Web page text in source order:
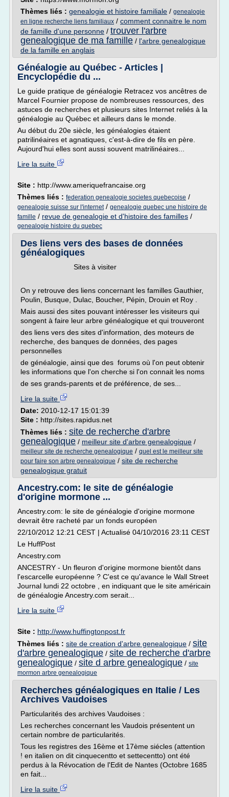
Thèmes liés : genealogie et histoire familiale / genealogie
en ligne recherche liens familiaux / comment connaitre le nom
de famille d'une personne / trouver l'arbre
genealogique de ma famille / l'arbre genealogique
de la famille en anglais
Généalogie au Québec - Articles |
Encyclopédie du ...
Le guide pratique de généalogie Retracez vos ancêtres de
Marcel Fournier propose de nombreuses ressources, des
astuces de recherches et plusieurs sites Internet reliés à la
généalogie au Québec et ailleurs dans le monde.
Au début du 20e siècle, les généalogies étaient
patrilinéaires et agnatiques, c'est-à-dire de fils en père.
Aujourd'hui elles sont aussi souvent matrilinéaires...
Lire la suite
Site : http://www.ameriquefrancaise.org
Thèmes liés : federation genealogie societes quebecoise /
genealogie suisse sur l'internet/ genealogie quebec une histoire de
famille / revue de genealogie et d'histoire des familles /
genealogie histoire du quebec
Des liens vers des bases de données
généalogiques
Sites à visiter
On y retrouve des liens concernant les familles Gauthier,
Poulin, Busque, Dulac, Boucher, Pépin, Drouin et Roy .
Mais aussi des sites pouvant intéresser les visiteurs qui
songent à faire leur arbre généalogique et qui trouveront
des liens vers des sites d'information, des moteurs de
recherche, des banques de données, des pages
personnelles
de généalogie, ainsi que des forums où l'on peut obtenir
les informations que l'on cherche si l'on connait les noms
de ses grands-parents et de préférence, de ses...
Lire la suite
Date: 2010-12-17 15:01:39
Site : http://sites.rapidus.net
Thèmes liés : site de recherche d'arbre
genealogique / meilleur site d'arbre genealogique /
meilleur site de recherche genealogique / quel est le meilleur site
pour faire son arbre genealogique / site de recherche
genealogique gratuit
Ancestry.com: le site de généalogie
d'origine mormone ...
Ancestry.com: le site de généalogie d'origine mormone
devrait être racheté par un fonds européen
22/10/2012 12:21 CEST | Actualisé 04/10/2016 23:11 CEST
Le HuffPost
Ancestry.com
ANCESTRY - Un fleuron d'origine mormone bientôt dans
l'escarcelle européenne ? C'est ce qu'avance le Wall Street
Journal lundi 22 octobre , en indiquant que le site américain
de généalogie Ancestry.com serait...
Lire la suite
Site : http://www.huffingtonpost.fr
Thèmes liés : site de creation d'arbre genealogique / site
d'arbre genealogique / site de recherche d'arbre
genealogique / site d arbre genealogique / site
mormon arbre genealogique
Recherches généalogiques en Italie / Les
Archives Vaudoises
Particularités des archives Vaudoises :
Les recherches concernant les Vaudois présentent un
certain nombre de particularités.
Tous les registres des 16ème et 17ème siécles (attention
! en italien on dit cinquecentto et settecentto) ont été
perdus à la Révocation de l'Edit de Nantes (Octobre 1685
en fait...
Lire la suite